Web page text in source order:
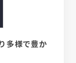
多様で豊か